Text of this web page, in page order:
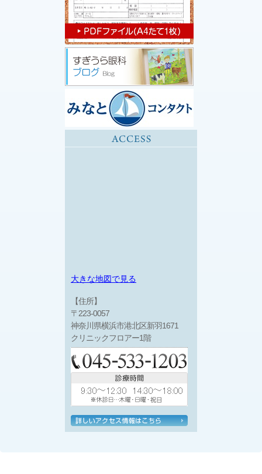
大きな地図で見る
【住所】
〒223-0057
神奈川県横浜市港北区新羽1671
クリニックフロアー1階